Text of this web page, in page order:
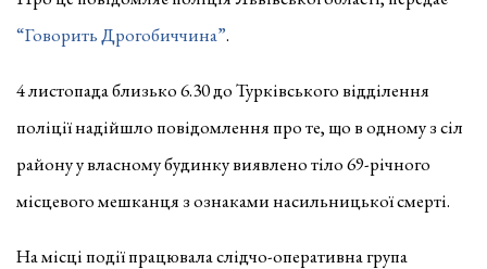
“Говорить Дрогобиччина”.
4 листопада близько 6.30 до Турківського відділення
поліції надійшло повідомлення про те, що в одному з сіл
району у власному будинку виявлено тіло 69-річного
місцевого мешканця з ознаками насильницької смерті.
На місці події працювала слідчо-оперативна група